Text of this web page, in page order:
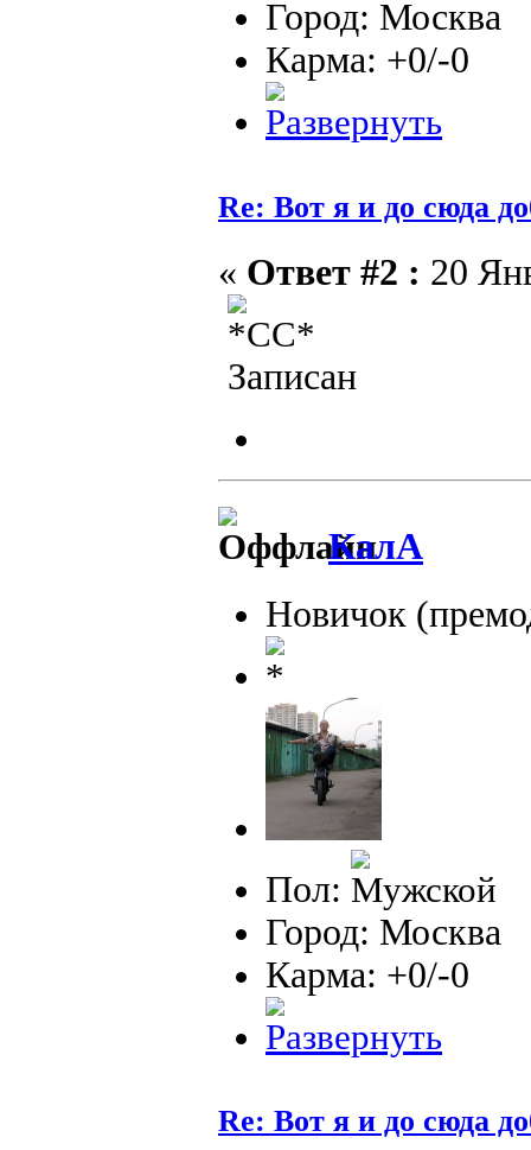
Город: Москва
Карма: +0/-0
Re: Вот я и до сюда
« Ответ #2 : 20
Записан
КалА
Новичок
Пол:
Город: Москва
Карма: +0/-0
Re: Вот я и до сюда